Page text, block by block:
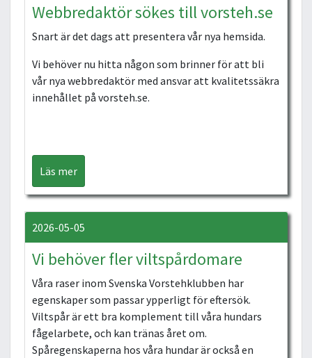
Webbredaktör sökes till vorsteh.se
Snart är det dags att presentera vår nya hemsida.
Vi behöver nu hitta någon som brinner för att bli
vår nya webbredaktör med ansvar att kvalitetssäkra
innehållet på vorsteh.se.
Läs mer
2026-05-05
Vi behöver fler viltspårdomare
Våra raser inom Svenska Vorstehklubben har
egenskaper som passar ypperligt för eftersök.
Viltspår är ett bra komplement till våra hundars
fågelarbete, och kan tränas året om.
Spåregenskaperna hos våra hundar är också en